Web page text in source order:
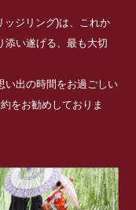
ッジリング)は、これか
添い遂げる、最も大切
い出の時間をお過ごしい
をお勧めしておりま